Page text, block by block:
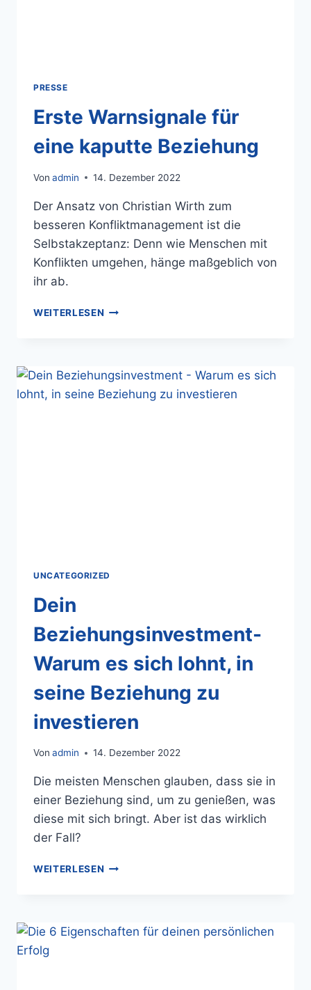
PRESSE
Erste Warnsignale für
eine kaputte Beziehung
Von admin 14. Dezember 2022
Der Ansatz von Christian Wirth zum
besseren Konfliktmanagement ist die
Selbstakzeptanz: Denn wie Menschen mit
Konflikten umgehen, hänge maßgeblich von
ihr ab.
WEITERLESEN
UNCATEGORIZED
Dein
Beziehungsinvestment-
Warum es sich lohnt, in
seine Beziehung zu
investieren
Von admin 14. Dezember 2022
Die meisten Menschen glauben, dass sie in
einer Beziehung sind, um zu genießen, was
diese mit sich bringt. Aber ist das wirklich
der Fall?
WEITERLESEN